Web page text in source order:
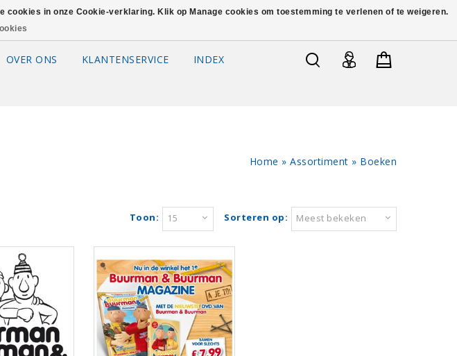
OVER ONS KLANTENSERVICE INDEX
Home » Assortiment » Boeken
Sorteren op: Meest bekeken
Toon: 15
in onze Cookie-verklaring. Klik op Manage cookies om toestemming te verlenen of te weigeren.